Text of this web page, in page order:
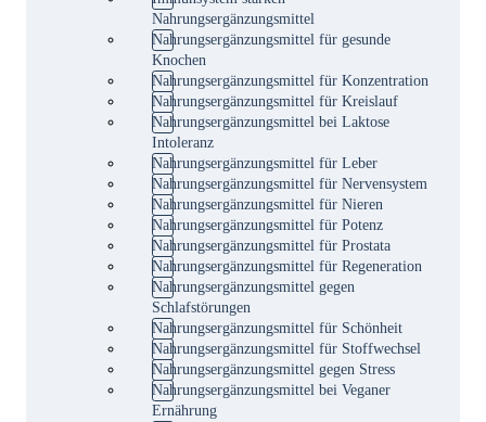
Nahrungsergänzungsmittel
Nahrungsergänzungsmittel für gesunde
Knochen
Nahrungsergänzungsmittel für Konzentration
Nahrungsergänzungsmittel für Kreislauf
Nahrungsergänzungsmittel bei Laktose
Intoleranz
Nahrungsergänzungsmittel für Leber
Nahrungsergänzungsmittel für Nervensystem
Nahrungsergänzungsmittel für Nieren
Nahrungsergänzungsmittel für Potenz
Nahrungsergänzungsmittel für Prostata
Nahrungsergänzungsmittel für Regeneration
Nahrungsergänzungsmittel gegen
Schlafstörungen
Nahrungsergänzungsmittel für Schönheit
Nahrungsergänzungsmittel für Stoffwechsel
Nahrungsergänzungsmittel gegen Stress
Nahrungsergänzungsmittel bei Veganer
Ernährung